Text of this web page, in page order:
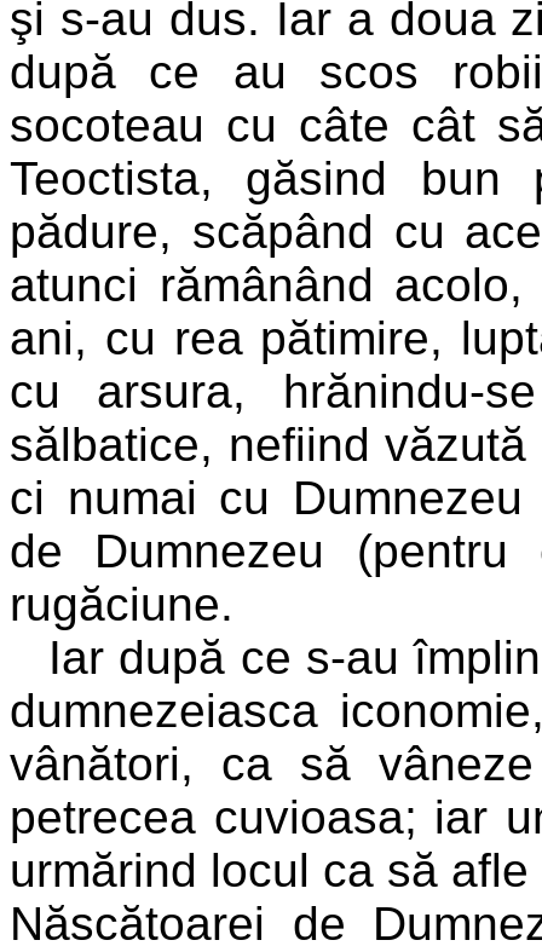
şi s-au dus. Iar a doua
după ce au scos
socoteau cu câte cât
Teoctista, găsind
pădure, scăpând cu
atunci rămânând
ani, cu rea pătimire,
cu arsura, hrănindu-
sălbatice, nefiind
ci numai cu
de Dumnezeu
rugăciune.
Iar după ce s-au
dumnezeiasca
vânători, ca să
petrecea cuvioasa; iar
urmărind locul ca să
Născătoarei de